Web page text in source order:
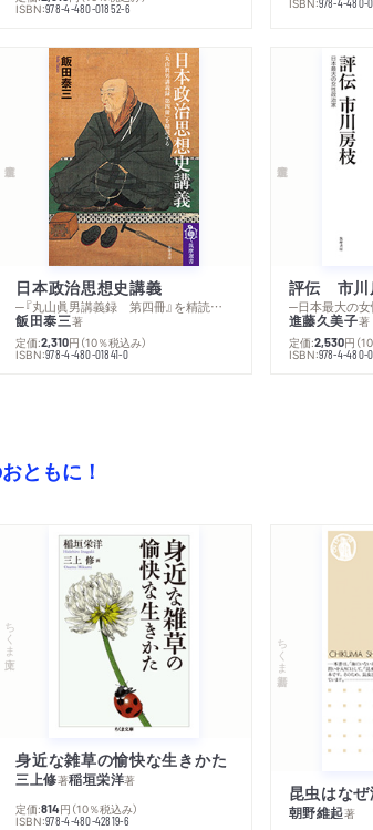
関連年表
ISBN:978-4-480-01852-6
日本政治思想史講義
─『丸山眞男講義録 第四冊』を精読する
飯田泰三著
定価:2,310円 （10％税込み）
ISBN:978-4-480-01841-0
評伝 市川
─日本最大の
進藤久美子著
定価:2,530円 （
ISBN:978-4-480-
ともに！
ちくま文庫
身近な雑草の愉快な生きかた
三上修著稲垣栄洋著
定価:814円 （10％税込み）
ISBN:978-4-480-42819-6
ちくま新書
昆虫はな
朝野維起著